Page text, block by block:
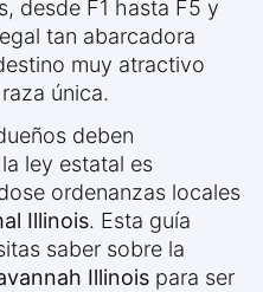
desde F1 hasta F5 y
tan abarcadora
muy atractivo
única.
deben
ley estatal es
ordenanzas locales
Illinois. Esta guía
saber sobre la
Illinois para ser